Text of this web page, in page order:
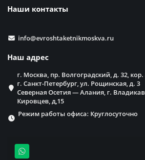
Наши контакты
info@evroshtaketnikmoskva.ru
Наш адрес
г. Москва, пр. Волгоградский, д. 32,
г. Санкт-Петербург, ул. Рощинская, д. 3
Северная Осетия — Алания, г.
Кировцев, д,15
Режим работы офиса: Круглосуточно